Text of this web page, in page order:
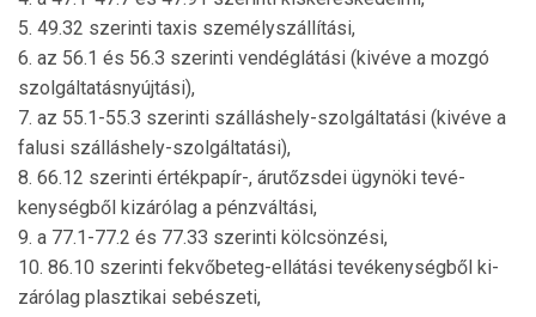
5. 49.32 szerinti taxis személyszállítási,
6. az 56.1 és 56.3 szerinti vendéglátási (kivéve a moz­gó
szolgáltatásnyújtási),
7. az 55.1-55.3 szerinti szálláshely-szolgáltatási (kivéve a
falusi szálláshely-szolgáltatási),
8. 66.12 szerinti értékpapír-, árutőzsdei ügynöki te­vé­
kenységből kizárólag a pénzváltási,
9. a 77.1-77.2 és 77.33 szerinti kölcsönzési,
10. 86.10 szerinti fekvőbeteg-ellátási tevékenységből ki­
zárólag plasztikai sebészeti,